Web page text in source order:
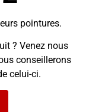
pointures.
? Venez nous
conseillerons
celui-ci.